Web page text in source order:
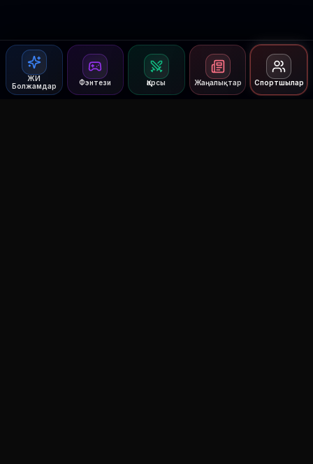
ЖИ
Болжамдар
Фэнтези Қарсы Жаңалықтар Спортшылар